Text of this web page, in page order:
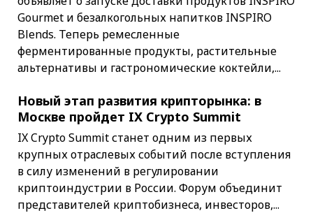
Gourmet и безалкогольных напитков INSPIRO
Blends. Теперь ремесленные
ферментированные продукты, растительные
альтернативы и гастрономические коктейли,...
Новый этап развития крипторынка: в
Москве пройдет IX Crypto Summit
IX Crypto Summit станет одним из первых
крупных отраслевых событий после вступления
в силу изменений в регулировании
криптоиндустрии в России. Форум объединит
представителей криптобизнеса, инвесторов,...